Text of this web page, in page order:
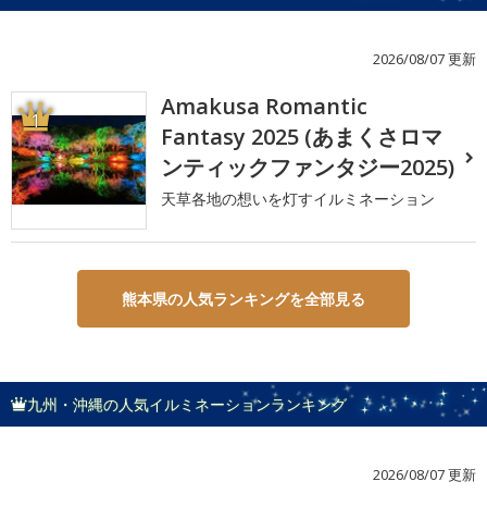
2026/08/07 更新
1
Amakusa Romantic
Fantasy 2025 (あまくさロマ
ンティックファンタジー2025)
天草各地の想いを灯すイルミネーション
熊本県の人気ランキングを全部見る
九州・沖縄の人気イルミネーションランキング
2026/08/07 更新